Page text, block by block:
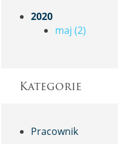
2020
maj (2)
Kategorie
Pracownik